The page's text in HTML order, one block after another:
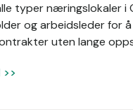
typer næringslokaler i
og arbeidsleder for
uten lange